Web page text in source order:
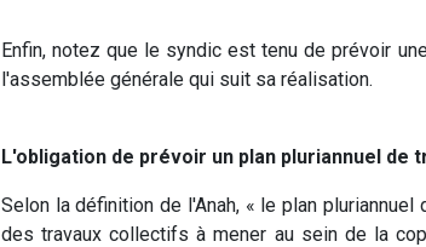
Enfin, notez que le syndic est tenu de prévoir
l'assemblée générale qui suit sa réalisation.
L'obligation de prévoir un plan pluriannuel de
Selon la définition de l'Anah, « le plan
des travaux collectifs à mener au sein de la